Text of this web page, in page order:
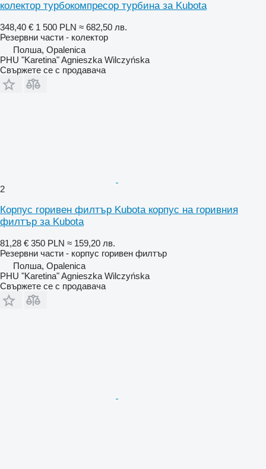
колектор турбокомпресор турбина за Kubota
348,40 € 1 500 PLN ≈ 682,50 лв.
Резервни части - колектор
Полша, Opalenica
PHU "Karetina" Agnieszka Wilczyńska
Свържете се с продавача
2
Корпус горивен филтър Kubota корпус на горивния
филтър за Kubota
81,28 € 350 PLN ≈ 159,20 лв.
Резервни части - корпус горивен филтър
Полша, Opalenica
PHU "Karetina" Agnieszka Wilczyńska
Свържете се с продавача